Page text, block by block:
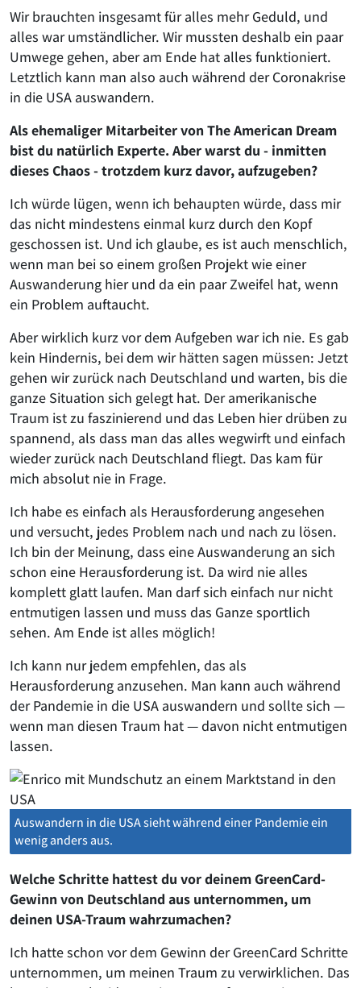
Wir brauchten insgesamt für alles mehr Geduld, und
alles war umständlicher. Wir mussten deshalb ein paar
Umwege gehen, aber am Ende hat alles funktioniert.
Letztlich kann man also auch während der Coronakrise
in die USA auswandern.
Als ehemaliger Mitarbeiter von The American Dream
bist du natürlich Experte. Aber warst du - inmitten
dieses Chaos - trotzdem kurz davor, aufzugeben?
Ich würde lügen, wenn ich behaupten würde, dass mir
das nicht mindestens einmal kurz durch den Kopf
geschossen ist. Und ich glaube, es ist auch menschlich,
wenn man bei so einem großen Projekt wie einer
Auswanderung hier und da ein paar Zweifel hat, wenn
ein Problem auftaucht.
Aber wirklich kurz vor dem Aufgeben war ich nie. Es gab
kein Hindernis, bei dem wir hätten sagen müssen: Jetzt
gehen wir zurück nach Deutschland und warten, bis die
ganze Situation sich gelegt hat. Der amerikanische
Traum ist zu faszinierend und das Leben hier drüben zu
spannend, als dass man das alles wegwirft und einfach
wieder zurück nach Deutschland fliegt. Das kam für
mich absolut nie in Frage.
Ich habe es einfach als Herausforderung angesehen
und versucht, jedes Problem nach und nach zu lösen.
Ich bin der Meinung, dass eine Auswanderung an sich
schon eine Herausforderung ist. Da wird nie alles
komplett glatt laufen. Man darf sich einfach nur nicht
entmutigen lassen und muss das Ganze sportlich
sehen. Am Ende ist alles möglich!
Ich kann nur jedem empfehlen, das als
Herausforderung anzusehen. Man kann auch während
der Pandemie in die USA auswandern und sollte sich —
wenn man diesen Traum hat — davon nicht entmutigen
lassen.
Auswandern in die USA sieht während einer Pandemie ein
wenig anders aus.
Welche Schritte hattest du vor deinem GreenCard-
Gewinn von Deutschland aus unternommen, um
deinen USA-Traum wahrzumachen?
Ich hatte schon vor dem Gewinn der GreenCard Schritte
unternommen, um meinen Traum zu verwirklichen. Das